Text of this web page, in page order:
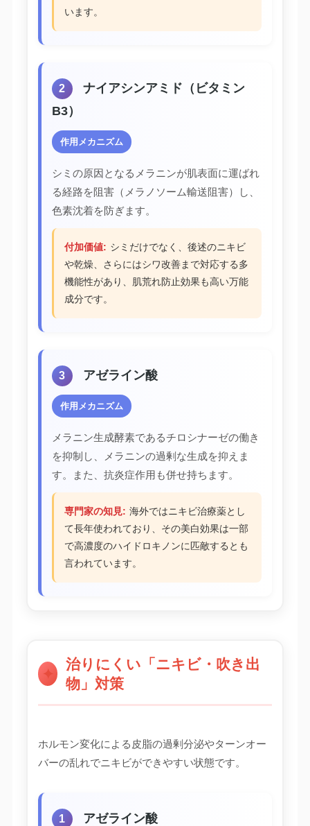
います。
2
ナイアシンアミド（ビタミン
B3）
作用メカニズム
シミの原因となるメラニンが肌表面に運ばれ
る経路を阻害（メラノソーム輸送阻害）し、
色素沈着を防ぎます。
付加価値: シミだけでなく、後述のニキビ
や乾燥、さらにはシワ改善まで対応する多
機能性があり、肌荒れ防止効果も高い万能
成分です。
3 アゼライン酸
作用メカニズム
メラニン生成酵素であるチロシナーゼの働き
を抑制し、メラニンの過剰な生成を抑えま
す。また、抗炎症作用も併せ持ちます。
専門家の知見: 海外ではニキビ治療薬とし
て長年使われており、その美白効果は一部
で高濃度のハイドロキノンに匹敵するとも
言われています。
✦
治りにくい「ニキビ・吹き出
物」対策
ホルモン変化による皮脂の過剰分泌やターンオー
バーの乱れでニキビができやすい状態です。
1 アゼライン酸